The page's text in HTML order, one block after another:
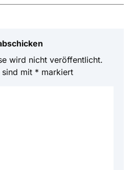
wird nicht veröffentlicht.
sind mit * markiert